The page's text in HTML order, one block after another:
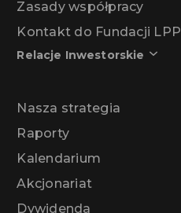
Zasady współpracy
Kontakt do Fundacji LPP
Relacje Inwestorskie
Nasza strategia
Raporty
Kalendarium
Akcjonariat
Dywidenda